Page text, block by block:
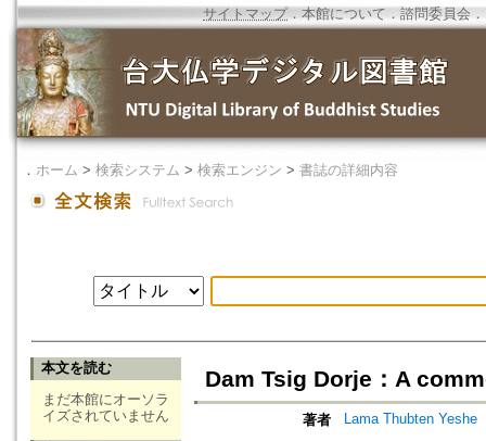
サイトマップ．本館について ． 諮問委員会 ．
． ホーム > 検索システム > 検索エンジン > 書誌の詳細内容
本文を読む
まだ本館にオーソラ
イズされていません
Dam Tsig Dorje：A
著者 Lama Thubten Yeshe